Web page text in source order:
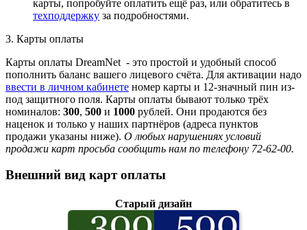
карты, попробуйте оплатить ещё раз, или обратитесь в
техподдержку за подробностями.
3. Карты оплаты
Карты оплаты DreamNet - это простой и удобный способ
пополнить баланс вашего лицевого счёта. Для активации надо
ввести в личном кабинете номер карты и 12-значный пин из-
под защитного поля. Карты оплаты бывают только трёх
номиналов: 300, 500 и 1000 рублей. Они продаются без
наценок и только у наших партнёров (адреса пунктов
продажи указаны ниже). О любых нарушениях условий
продажи карт просьба сообщить нам по телефону 72-62-00.
Внешний вид карт оплаты
Старый дизайн